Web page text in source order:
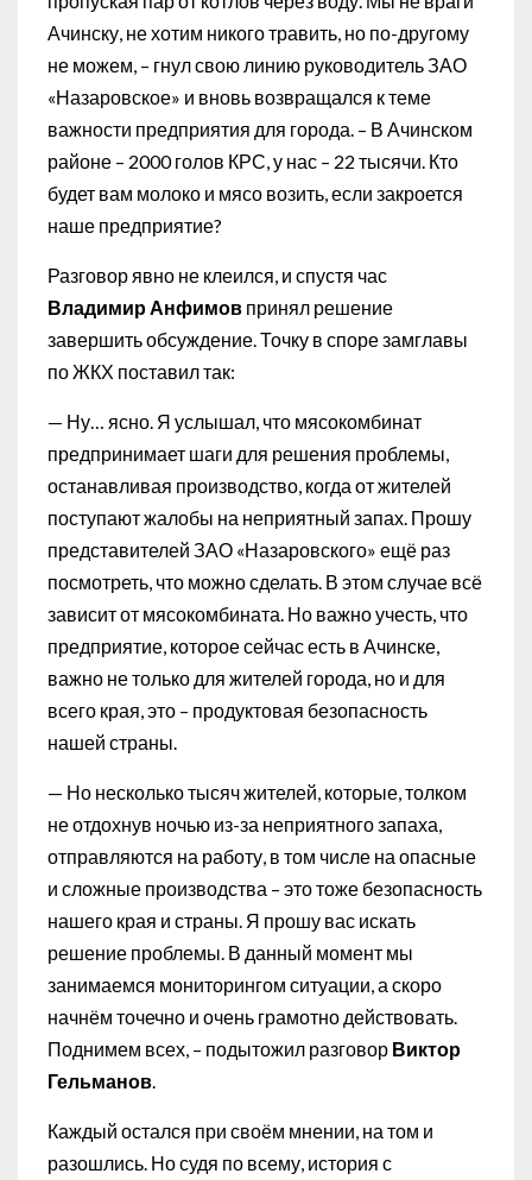
Ачинску, не хотим никого травить, но по-другому
не можем, – гнул свою линию руководитель ЗАО
«Назаровское» и вновь возвращался к теме
важности предприятия для города. – В Ачинском
районе – 2000 голов КРС, у нас – 22 тысячи. Кто
будет вам молоко и мясо возить, если закроется
наше предприятие?
Разговор явно не клеился, и спустя час
Владимир Анфимов принял решение
завершить обсуждение. Точку в споре замглавы
по ЖКХ поставил так:
— Ну… ясно. Я услышал, что мясокомбинат
предпринимает шаги для решения проблемы,
останавливая производство, когда от жителей
поступают жалобы на неприятный запах. Прошу
представителей ЗАО «Назаровского» ещё раз
посмотреть, что можно сделать. В этом случае всё
зависит от мясокомбината. Но важно учесть, что
предприятие, которое сейчас есть в Ачинске,
важно не только для жителей города, но и для
всего края, это – продуктовая безопасность
нашей страны.
— Но несколько тысяч жителей, которые, толком
не отдохнув ночью из-за неприятного запаха,
отправляются на работу, в том числе на опасные
и сложные производства – это тоже безопасность
нашего края и страны. Я прошу вас искать
решение проблемы. В данный момент мы
занимаемся мониторингом ситуации, а скоро
начнём точечно и очень грамотно действовать.
Поднимем всех, – подытожил разговор Виктор
Гельманов.
Каждый остался при своём мнении, на том и
разошлись. Но судя по всему, история с